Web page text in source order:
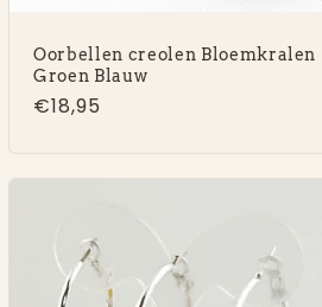
Oorbellen creolen Bloemkralen
Groen Blauw
Normale
€18,95